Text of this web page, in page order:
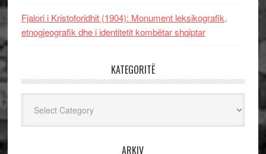
Fjalori i Kristoforidhit (1904): Monument leksikografik,
etnogjeografik dhe i identitetit kombëtar shqiptar
KATEGORITË
ARKIV